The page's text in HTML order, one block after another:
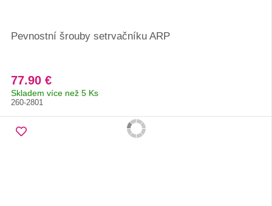
Pevnostní šrouby setrvačníku ARP
77.90 €
Skladem více než 5 Ks
260-2801